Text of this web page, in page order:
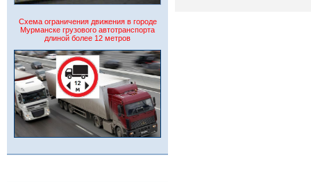
Схема ограничения движения в городе
Мурманске грузового автотранспорта
длиной более 12 метров